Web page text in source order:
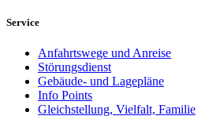
Service
Anfahrtswege und Anreise
Störungsdienst
Gebäude- und Lagepläne
Info Points
Gleichstellung, Vielfalt, Familie